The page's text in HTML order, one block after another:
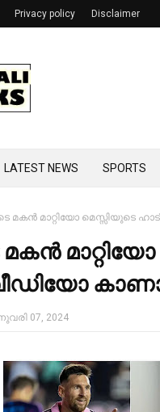
Privacy policy Disclaimer
LATEST NEWS SPORTS
മകൻ മാറ്റിയോ മെസ്സിയുടെ
07, 2024